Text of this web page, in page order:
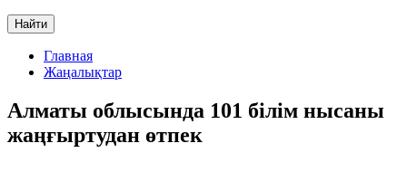
Найти
Главная
Жаңалықтар
Алматы облысында 101 білім нысаны
жаңғыртудан өтпек